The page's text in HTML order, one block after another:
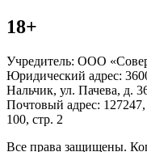
18+
Учредитель: ООО
Юридический адрес:
Нальчик, ул. Пачева, д.
Почтовый адрес:
100, стр. 2
Все права защищены.